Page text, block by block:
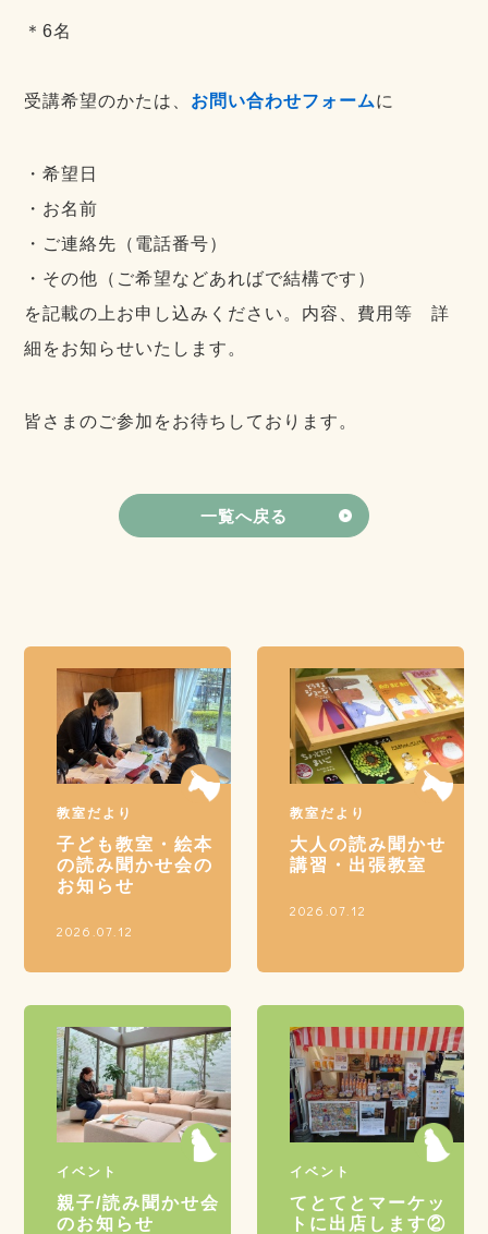
＊6名
受講希望のかたは、 お問い合わせフォームに
・希望日
・お名前
・ご連絡先（電話番号）
・その他（ご希望などあればで結構です）
を記載の上お申し込みください。内容、費用等 詳
細をお知らせいたします。
皆さまのご参加をお待ちしております。
一覧へ戻る
教室だより
子ども教室・絵本
の読み聞かせ会の
お知らせ
2026.07.12
教室だより
大人の読み聞かせ
講習・出張教室
2026.07.12
イベント
親子/読み聞かせ会
のお知らせ
イベント
てとてとマーケッ
トに出店します②